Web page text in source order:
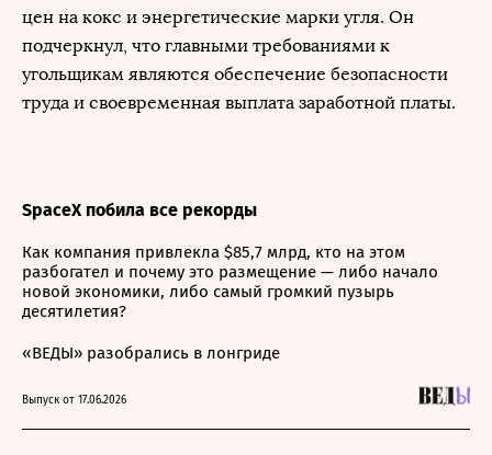
цен на кокс и энергетические марки угля. Он
подчеркнул, что главными требованиями к
угольщикам являются обеспечение безопасности
труда и своевременная выплата заработной платы.
SpaceX побила все рекорды
Как компания привлекла $85,7 млрд, кто на этом
разбогател и почему это размещение — либо начало
новой экономики, либо самый громкий пузырь
десятилетия?
«ВЕДЫ» разобрались в лонгриде
Выпуск от 17.06.2026